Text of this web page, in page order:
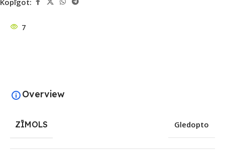
7
Overview
ZĪMOLS Gledopto